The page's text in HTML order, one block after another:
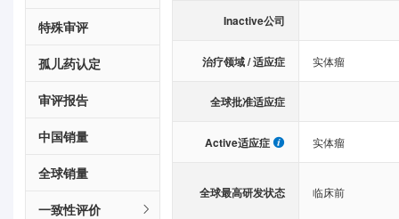
特殊审评
孤儿药认定
审评报告
中国销量
全球销量
一致性评价
Inactive公司
治疗领域 / 适应症 实体瘤
全球批准适应症
Active适应症 实体瘤
全球最高研发状态 临床前